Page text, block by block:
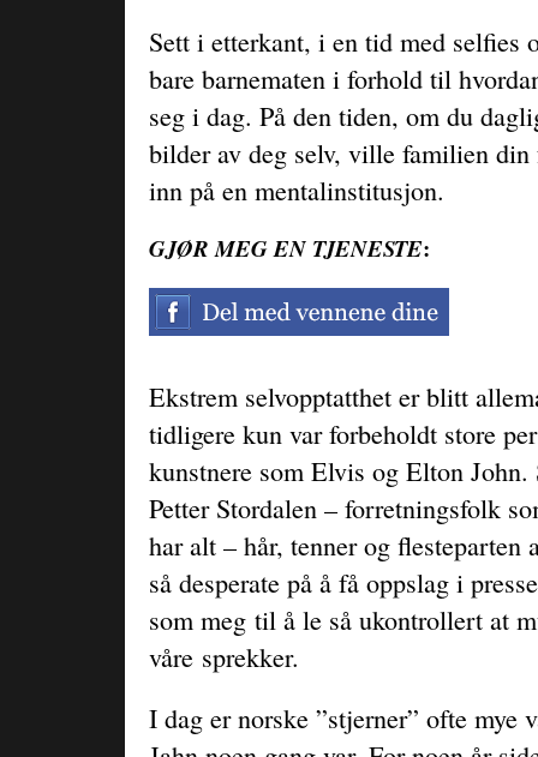
Sett i etterkant, i en tid med selfies
bare barnematen i forhold til
seg i dag. På den tiden, om du
bilder av deg selv, ville familien
inn på en mentalinstitusjon.
GJØR MEG EN TJENESTE:
Ekstrem selvopptatthet er blitt
tidligere kun var forbeholdt store
kunstnere som Elvis og Elton
Petter Stordalen – forretningsfolk
har alt – hår, tenner og flesteparten
så desperate på å få oppslag i
som meg til å le så ukontrollert at
våre sprekker.
I dag er norske ”stjerner” ofte mye